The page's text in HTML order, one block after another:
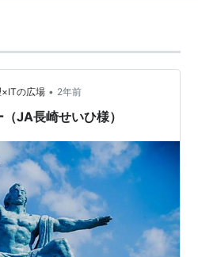
の広場 • 2年前
JA長崎せいひ様）